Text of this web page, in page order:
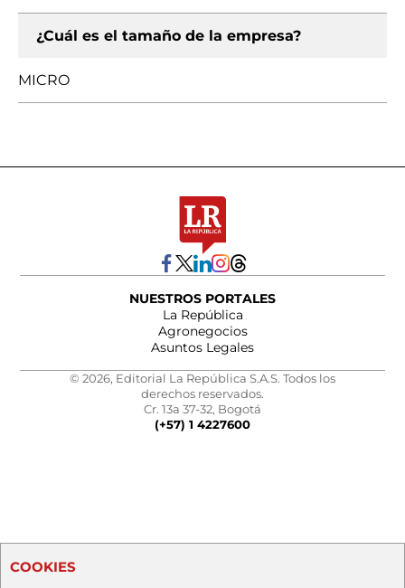
¿Cuál es el tamaño de la empresa?
MICRO
NUESTROS PORTALES
La República
Agronegocios
Asuntos Legales
© 2026, Editorial La República S.A.S. Todos los
derechos reservados.
Cr. 13a 37-32, Bogotá
(+57) 1 4227600
COOKIES